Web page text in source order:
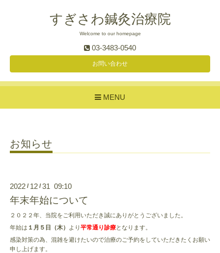
すぎさわ鍼灸治療院
Welcome to our homepage
03-3483-0540
お問い合わせ
MENU
お知らせ
2022 / 12 /31 09:10
年末年始について
２０２２年、当院をご利用いただき誠にありがとうございました。
年始は １月５日（木） より 平常通り診療となります。
感染対策の為、混雑を避けたいので治療のご予約をしていただきたくお願い
申し上げます。